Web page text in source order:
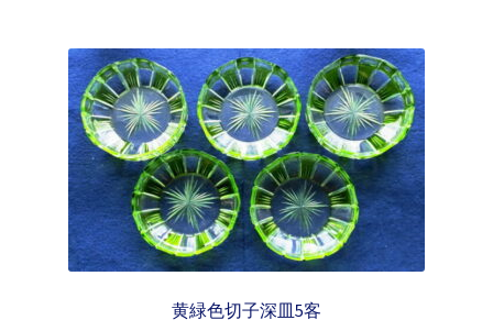
黄緑色切子深皿5客